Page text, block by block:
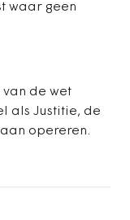
waar geen
van de wet
als Justitie, de
opereren.